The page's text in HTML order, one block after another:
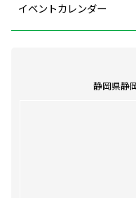
イベントカレンダー
静岡県静